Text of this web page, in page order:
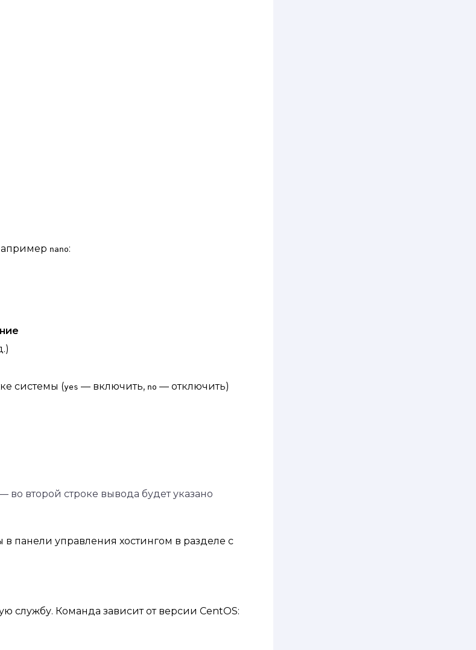
nano:
системы (yes — включить, no — отключить)
во второй строке вывода будет указано
в панели управления хостингом в разделе с
службу. Команда зависит от версии CentOS: